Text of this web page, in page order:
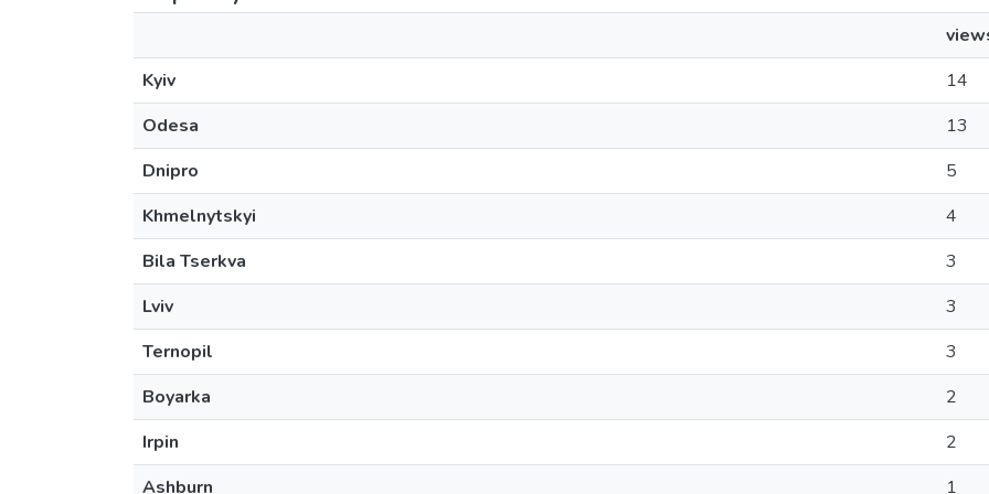
Kyiv
14
Odesa
13
Dnipro
5
Khmelnytskyi
4
Bila Tserkva
3
Lviv
3
Ternopil
3
Boyarka
2
Irpin
2
Ashburn
1